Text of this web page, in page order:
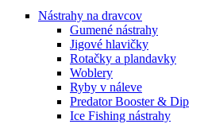
Nástrahy na dravcov
Gumené nástrahy
Jigové hlavičky
Rotačky a plandavky
Woblery
Ryby v náleve
Predator Booster & Dip
Ice Fishing nástrahy